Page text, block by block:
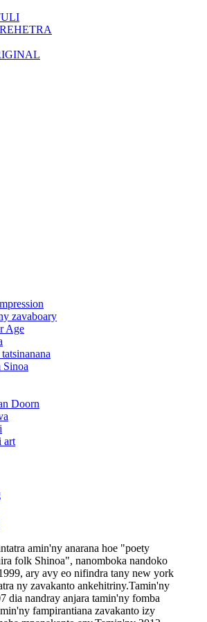
zavaboary
Age
Sinoa
Doorn
art
amin'ny anarana hoe "poety
folk Shinoa", nanomboka nandoko
ary avy eo nifindra tany new york
ny zavakanto ankehitriny.Tamin'ny
dia nandray anjara tamin'ny fomba
fampirantiana zavakanto izy